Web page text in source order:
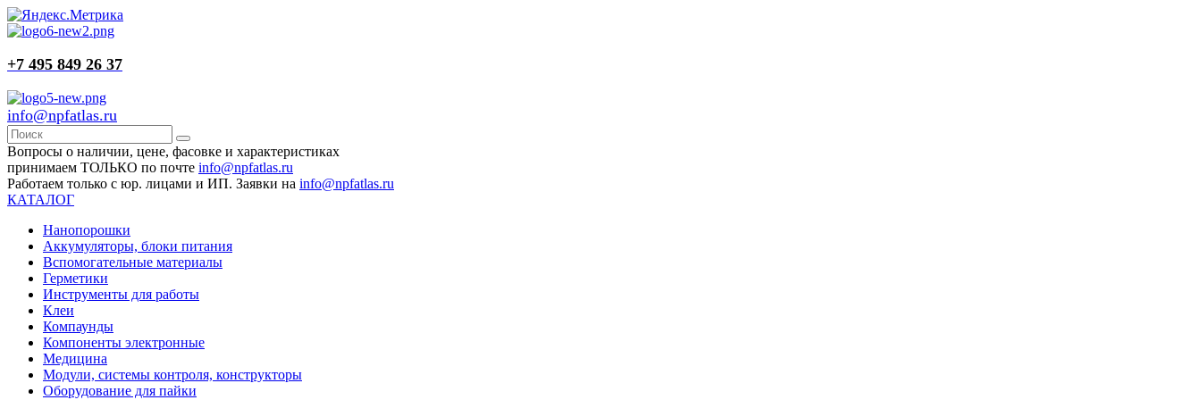
+7 495 849 26 37
info@npfatlas.ru
Вопросы о наличии, цене, фасовке и характеристиках
принимаем ТОЛЬКО по почте info@npfatlas.ru
Работаем только с юр. лицами и ИП. Заявки на info@npfatlas.ru
КАТАЛОГ
Нанопорошки
Аккумуляторы, блоки питания
Вспомогательные материалы
Герметики
Инструменты для работы
Клеи
Компаунды
Компоненты электронные
Медицина
Модули, системы контроля, конструкторы
Оборудование для пайки